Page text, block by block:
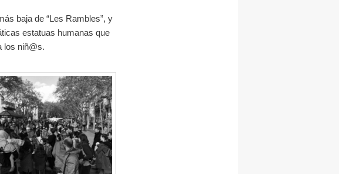
baja de “Les Rambles”, y
estatuas humanas que
los niñ@s.